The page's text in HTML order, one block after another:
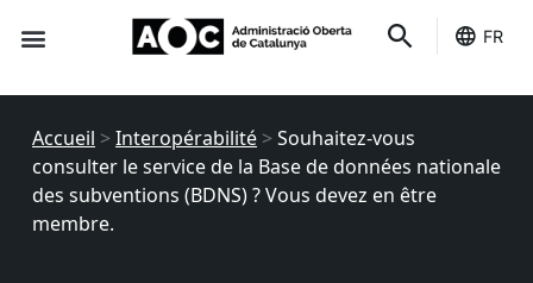
FR
Accueil >Interopérabilité >Souhaitez-vous
consulter le service de la Base de données nationale
des subventions (BDNS) ? Vous devez en être
membre.